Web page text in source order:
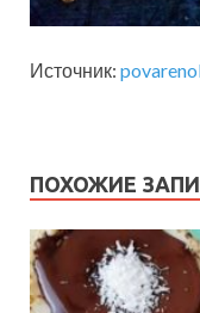
Источник:
ПОХОЖИЕ